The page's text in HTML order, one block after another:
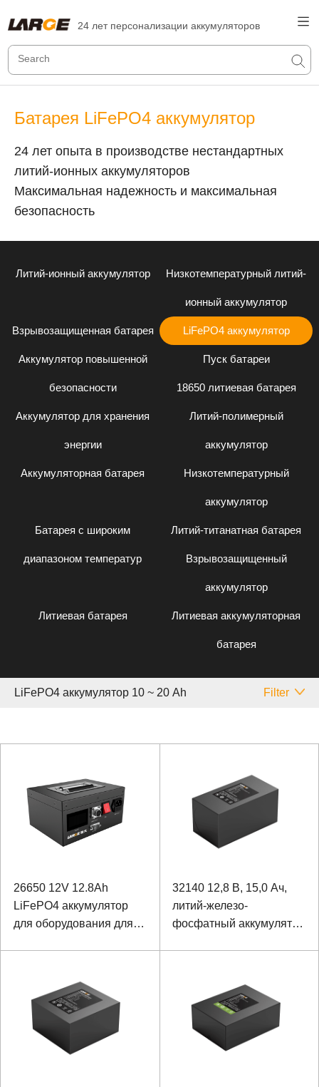
24 лет персонализации аккумуляторов
Батарея LiFePO4 аккумулятор
24 лет опыта в производстве нестандартных
литий-ионных аккумуляторов
Максимальная надежность и максимальная
безопасность
Литий-ионный аккумулятор Низкотемпературный литий-
ионный аккумулятор
Взрывозащищенная батарея LiFePO4 аккумулятор
Аккумулятор повышенной
безопасности
Пуск батареи
18650 литиевая батарея
Аккумулятор для хранения
энергии
Литий-полимерный
аккумулятор
Аккумуляторная батарея Низкотемпературный
аккумулятор
Батарея с широким
диапазоном температур
Литий-титанатная батарея
Взрывозащищенный
аккумулятор
Литиевая батарея Литиевая аккумуляторная
батарея
LiFePO4 аккумулятор 10 ~ 20 Аh Filter
26650 12V 12.8Ah
LiFePO4 аккумулятор
для оборудования для
связи SMBUS
32140 12,8 В, 15,0 Ач,
литий-железо-
фосфатный аккумулятор